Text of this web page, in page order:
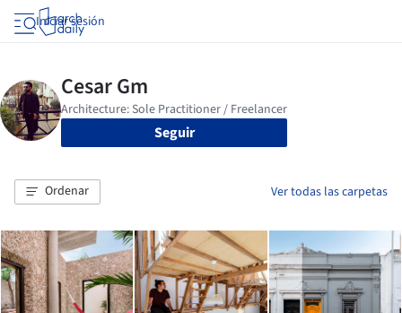
Iniciar sesión
Seguir
Ordenar Ver todas las carpetas